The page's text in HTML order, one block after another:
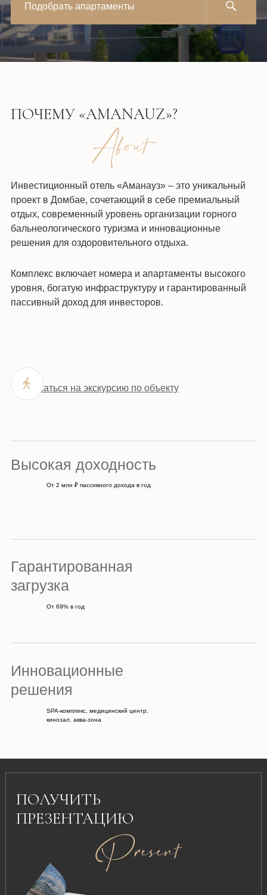
Подобрать апартаменты
Инновационные
решения
ПОЧЕМУ «AMANAUZ»?
Высокая доходность
Гарантированная
загрузка
Инвестиционный отель «Аманауз» – это уникальный
проект в Домбае, сочетающий в себе премиальный
отдых, современный уровень организации горного
бальнеологического туризма и инновационные
решения для оздоровительного отдыха.
Комплекс включает номера и апартаменты высокого
уровня, богатую инфраструктуру и гарантированный
пассивный доход для инвесторов.
Записаться на экскурсию по объекту
От 2 млн ₽ пассивного дохода в год
От 69% в год
SPA-комплекс, медицинский центр,
кинозал, аква-зона
ПОЛУЧИТЬ
ПРЕЗЕНТАЦИЮ
Подробно о расположении и